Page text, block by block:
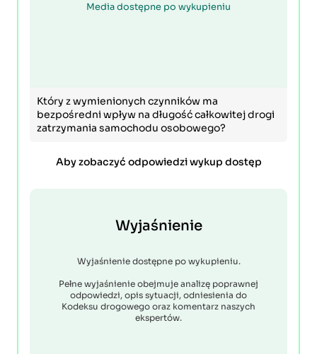
Media dostępne po wykupieniu
Który z wymienionych czynników ma
bezpośredni wpływ na długość całkowitej drogi
zatrzymania samochodu osobowego?
Aby zobaczyć odpowiedzi wykup dostęp
Wyjaśnienie
Wyjaśnienie dostępne po wykupieniu.
Pełne wyjaśnienie obejmuje analizę poprawnej
odpowiedzi, opis sytuacji, odniesienia do
Kodeksu drogowego oraz komentarz naszych
ekspertów.